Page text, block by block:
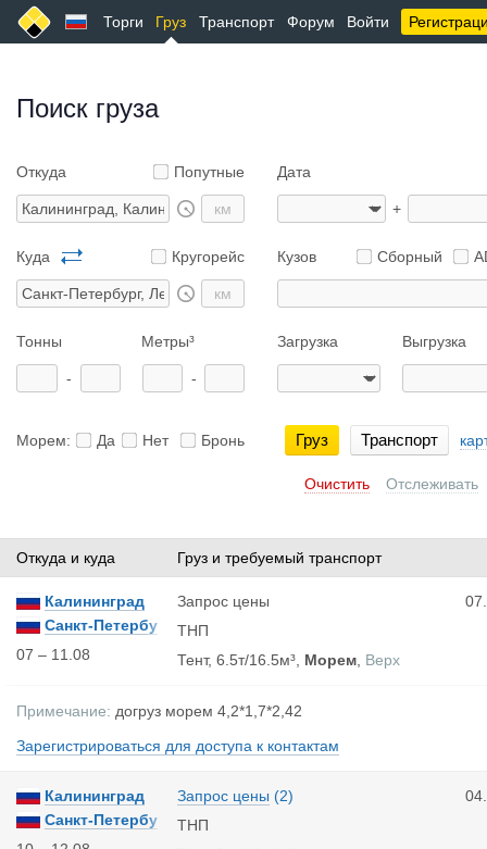
Торги Груз Транспорт Форум Войти
Поиск груза
Откуда Попутные
Куда Кругорейс
Дата
+
Кузов Сборный
Тонны Метры³
- -
Загрузка Выгрузка
Морем: Да Нет Бронь Груз Транспорт
Очистить Отслеживать
Откуда и куда Груз и требуемый транспорт
Калининград
Санкт-Петербу
рг
07 – 11.08
Запрос цены
ТНП
Тент, 6.5т/16.5м³, Морем Верх
Примечание: догруз морем 4,2*1,7*2,42
Зарегистрироваться для доступа к контактам
Калининград
Санкт-Петербу
рг
Запрос цены (2)
ТНП